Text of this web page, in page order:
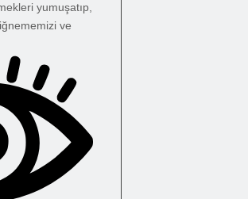
yumuşatıp,
ve